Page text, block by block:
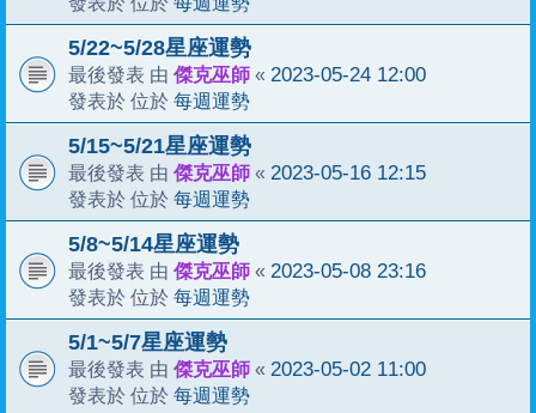
5/22~5/28星座運勢
最後發表 由 傑克巫師 « 2023-05-24 12:00
發表於 位於 每週運勢
5/15~5/21星座運勢
最後發表 由 傑克巫師 « 2023-05-16 12:15
發表於 位於 每週運勢
5/8~5/14星座運勢
最後發表 由 傑克巫師 « 2023-05-08 23:16
發表於 位於 每週運勢
5/1~5/7星座運勢
最後發表 由 傑克巫師 « 2023-05-02 11:00
發表於 位於 每週運勢